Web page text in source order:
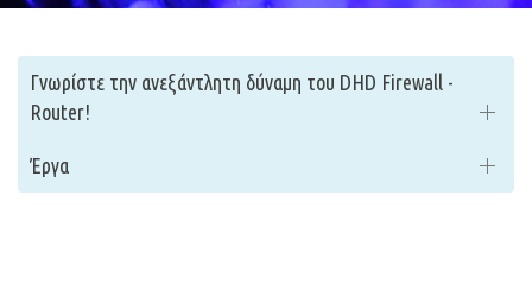
Γνωρίστε την ανεξάντλητη δύναμη του DHD Firewall -
Router!
Έργα